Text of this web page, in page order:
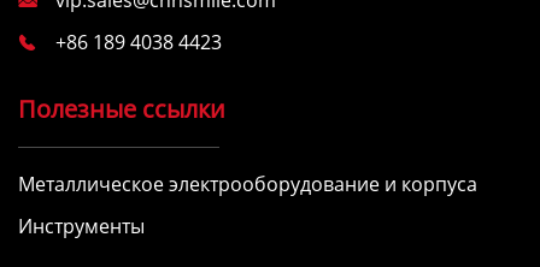
 +86 189 4038 4423
Полезные ссылки
Металлическое электрооборудование и корпуса
Инструменты